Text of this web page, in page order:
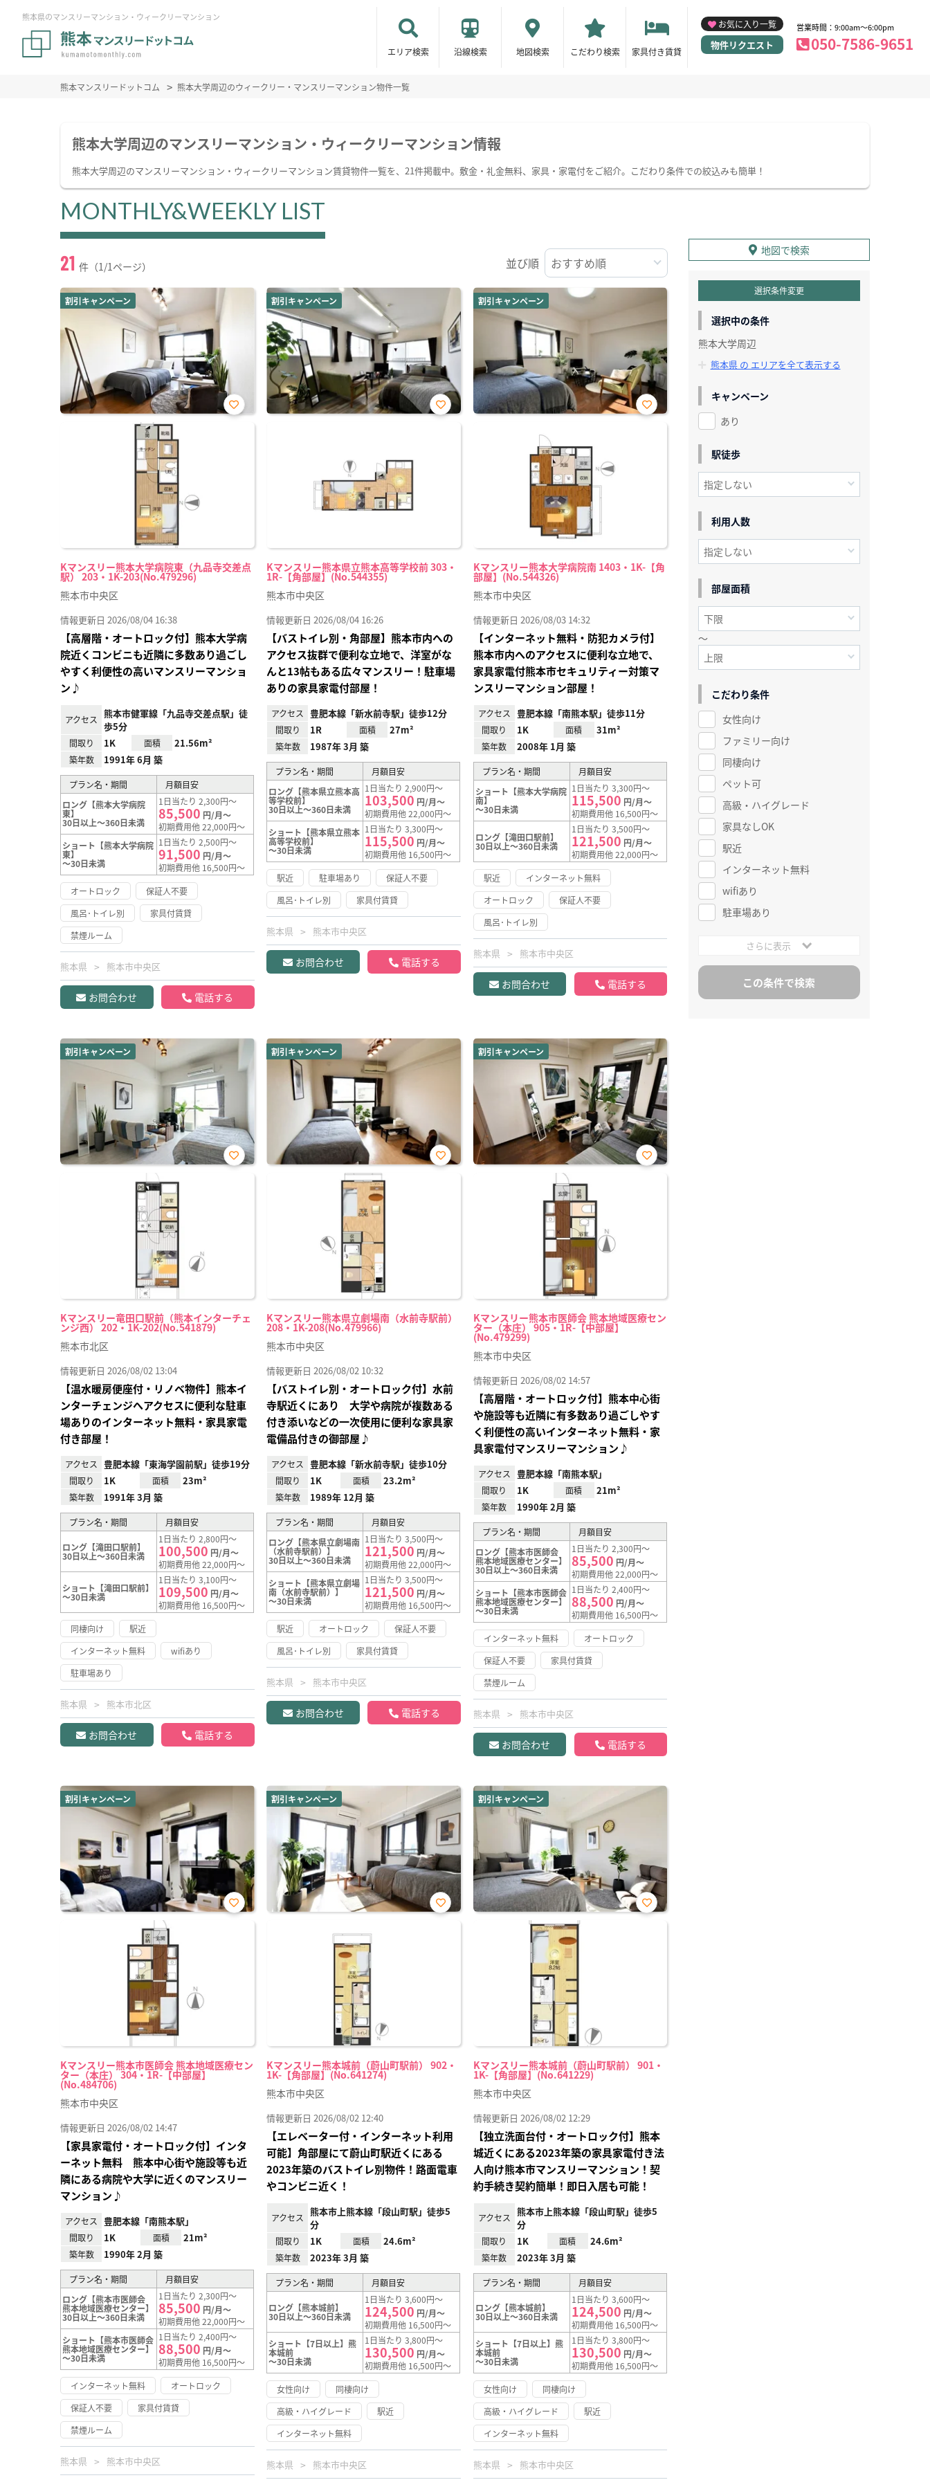
熊本県のマンスリーマンション・ウィークリーマンション
エリア検索 沿線検索 地図検索 こだわり検索 家具付き賃貸
お気に入り一覧
物件リクエスト
営業時間：9:00am～6:00pm
050-7586-9651
熊本マンスリードットコム 熊本大学周辺のウィークリー・マンスリーマンション物件一覧
熊本大学周辺のマンスリーマンション・ウィークリーマンション情報
熊本大学周辺のマンスリーマンション・ウィークリーマンション賃貸物件一覧を、21件掲載中。敷金・礼金無料、家具・家電付をご紹介。こだわり条件での絞込みも簡単！
MONTHLY&WEEKLY LIST
21 件（1/1ページ） 並び順
割引キャンペーン
Kマンスリー熊本大学病院東（九品寺交差点
駅） 203・1K-203(No.479296)
お気
熊本市中央区
情報更新日 2026/08/04 16:38
【高層階・オートロック付】熊本大学病
院近くコンビニも近隣に多数あり過ごし
やすく利便性の高いマンスリーマンショ
ン♪
アクセス
熊本市健軍線「九品寺交差点駅」徒
歩5分
間取り 1K 面積 21.56m²
築年数 1991年 6月 築
プラン名・期間
月額目安
ロング【熊本大学病院
東】
30日以上～360日未満
1日当たり 2,300円～
85,500 円/月～
初期費用他 22,000円～
ショート【熊本大学病院
東】
～30日未満
1日当たり 2,500円～
91,500 円/月～
初期費用他 16,500円～
オートロック
保証人不要
風呂･トイレ別
家具付賃貸
禁煙ルーム
熊本県 熊本市中央区
お問合わせ 電話する
割引キャンペーン
Kマンスリー熊本県立熊本高等学校前 303・
1R-【角部屋】(No.544355)
お気
熊本市中央区
情報更新日 2026/08/04 16:26
【バストイレ別・角部屋】熊本市内への
アクセス抜群で便利な立地で、洋室がな
んと13帖もある広々マンスリー！駐車場
ありの家具家電付部屋！
アクセス 豊肥本線「新水前寺駅」徒歩12分
間取り 1R 面積 27m²
築年数 1987年 3月 築
プラン名・期間
月額目安
ロング【熊本県立熊本高
等学校前】
30日以上～360日未満
1日当たり 2,900円～
103,500 円/月～
初期費用他 22,000円～
ショート【熊本県立熊本
高等学校前】
～30日未満
1日当たり 3,300円～
115,500 円/月～
初期費用他 16,500円～
駅近
駐車場あり
保証人不要
風呂･トイレ別
家具付賃貸
熊本県 熊本市中央区
お問合わせ 電話する
割引キャンペーン
Kマンスリー熊本大学病院南 1403・1K-【角
部屋】(No.544326)
お気
熊本市中央区
情報更新日 2026/08/03 14:32
【インターネット無料・防犯カメラ付】
熊本市内へのアクセスに便利な立地で、
家具家電付熊本市セキュリティー対策マ
ンスリーマンション部屋！
アクセス 豊肥本線「南熊本駅」徒歩11分
間取り 1K 面積 31m²
築年数 2008年 1月 築
プラン名・期間
月額目安
ショート【熊本大学病院
南】
～30日未満
1日当たり 3,300円～
115,500 円/月～
初期費用他 16,500円～
ロング【滝田口駅前】
30日以上～360日未満
1日当たり 3,500円～
121,500 円/月～
初期費用他 22,000円～
駅近
インターネット無料
オートロック
保証人不要
風呂･トイレ別
熊本県 熊本市中央区
お問合わせ 電話する
割引キャンペーン
Kマンスリー竜田口駅前（熊本インターチェ
ンジ西） 202・1K-202(No.541879)
お気
熊本市北区
情報更新日 2026/08/02 13:04
【温水暖房便座付・リノベ物件】熊本イ
ンターチェンジへアクセスに便利な駐車
場ありのインターネット無料・家具家電
付き部屋！
アクセス 豊肥本線「東海学園前駅」徒歩19分
間取り 1K 面積 23m²
築年数 1991年 3月 築
プラン名・期間 月額目安
ロング【滝田口駅前】
30日以上～360日未満
1日当たり 2,800円～
100,500 円/月～
初期費用他 22,000円～
ショート【滝田口駅前】
～30日未満
1日当たり 3,100円～
109,500 円/月～
初期費用他 16,500円～
同棲向け
駅近
インターネット無料
wifiあり
駐車場あり
熊本県 熊本市北区
お問合わせ 電話する
割引キャンペーン
Kマンスリー熊本県立劇場南（水前寺駅前）
208・1K-208(No.479966)
お気
熊本市中央区
情報更新日 2026/08/02 10:32
【バストイレ別・オートロック付】水前
寺駅近くにあり 大学や病院が複数ある
付き添いなどの一次使用に便利な家具家
電備品付きの御部屋♪
アクセス 豊肥本線「新水前寺駅」徒歩10分
間取り 1K 面積 23.2m²
築年数 1989年 12月 築
プラン名・期間
月額目安
ロング【熊本県立劇場南
（水前寺駅前）】
30日以上～360日未満
1日当たり 3,500円～
121,500 円/月～
初期費用他 22,000円～
ショート【熊本県立劇場
南（水前寺駅前）】
～30日未満
1日当たり 3,500円～
121,500 円/月～
初期費用他 16,500円～
駅近
オートロック
保証人不要
風呂･トイレ別
家具付賃貸
熊本県 熊本市中央区
お問合わせ 電話する
割引キャンペーン
Kマンスリー熊本市医師会 熊本地域医療セン
ター（本庄） 905・1R-【中部屋】
(No.479299)
お気
熊本市中央区
情報更新日 2026/08/02 14:57
【高層階・オートロック付】熊本中心街
や施設等も近隣に有多数あり過ごしやす
く利便性の高いインターネット無料・家
具家電付マンスリーマンション♪
アクセス 豊肥本線「南熊本駅」
間取り 1K 面積 21m²
築年数 1990年 2月 築
プラン名・期間
月額目安
ロング【熊本市医師会
熊本地域医療センター】
30日以上～360日未満
1日当たり 2,300円～
85,500 円/月～
初期費用他 22,000円～
ショート【熊本市医師会
熊本地域医療センター】
～30日未満
1日当たり 2,400円～
88,500 円/月～
初期費用他 16,500円～
インターネット無料
オートロック
保証人不要
家具付賃貸
禁煙ルーム
熊本県 熊本市中央区
お問合わせ 電話する
割引キャンペーン
Kマンスリー熊本市医師会 熊本地域医療セン
ター（本庄） 304・1R-【中部屋】
(No.484706)
お気
熊本市中央区
情報更新日 2026/08/02 14:47
【家具家電付・オートロック付】インタ
ーネット無料 熊本中心街や施設等も近
隣にある病院や大学に近くのマンスリー
マンション♪
アクセス 豊肥本線「南熊本駅」
間取り 1K 面積 21m²
築年数 1990年 2月 築
プラン名・期間
月額目安
ロング【熊本市医師会
熊本地域医療センター】
30日以上～360日未満
1日当たり 2,300円～
85,500 円/月～
初期費用他 22,000円～
ショート【熊本市医師会
熊本地域医療センター】
～30日未満
1日当たり 2,400円～
88,500 円/月～
初期費用他 16,500円～
インターネット無料
オートロック
保証人不要
家具付賃貸
禁煙ルーム
熊本県 熊本市中央区
割引キャンペーン
Kマンスリー熊本城前（蔚山町駅前） 902・
1K-【角部屋】(No.641274)
お気
熊本市中央区
情報更新日 2026/08/02 12:40
【エレベーター付・インターネット利用
可能】角部屋にて蔚山町駅近くにある
2023年築のバストイレ別物件！路面電車
やコンビニ近く！
アクセス
熊本市上熊本線「段山町駅」徒歩5
分
間取り 1K 面積 24.6m²
築年数 2023年 3月 築
プラン名・期間 月額目安
ロング【熊本城前】
30日以上～360日未満
1日当たり 3,600円～
124,500 円/月～
初期費用他 16,500円～
ショート【7日以上】熊
本城前
～30日未満
1日当たり 3,800円～
130,500 円/月～
初期費用他 16,500円～
女性向け
同棲向け
高級・ハイグレード
駅近
インターネット無料
熊本県 熊本市中央区
割引キャンペーン
Kマンスリー熊本城前（蔚山町駅前） 901・
1K-【角部屋】(No.641229)
お気
熊本市中央区
情報更新日 2026/08/02 12:29
【独立洗面台付・オートロック付】熊本
城近くにある2023年築の家具家電付き法
人向け熊本市マンスリーマンション！契
約手続き契約簡単！即日入居も可能！
アクセス
熊本市上熊本線「段山町駅」徒歩5
分
間取り 1K 面積 24.6m²
築年数 2023年 3月 築
プラン名・期間 月額目安
ロング【熊本城前】
30日以上～360日未満
1日当たり 3,600円～
124,500 円/月～
初期費用他 16,500円～
ショート【7日以上】熊
本城前
～30日未満
1日当たり 3,800円～
130,500 円/月～
初期費用他 16,500円～
女性向け
同棲向け
高級・ハイグレード
駅近
インターネット無料
熊本県 熊本市中央区
地図で検索
選択条件変更
選択中の条件
熊本大学周辺
熊本県 の エリアを全て表示する
キャンペーン
あり
駅徒歩
利用人数
部屋面積
～
こだわり条件
女性向け
ファミリー向け
同棲向け
ペット可
高級・ハイグレード
家具なしOK
駅近
インターネット無料
wifiあり
駐車場あり
さらに表示